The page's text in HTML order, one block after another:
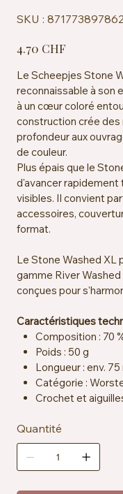
SKU : 8717738978625
4.70 CHF
Le Scheepjes Stone
reconnaissable à son
à un cœur coloré
construction crée des
profondeur aux
de couleur.
Plus épais que le
d'avancer rapidement
visibles. Il convient
accessoires,
format.
Le Stone Washed XL
gamme River
conçues pour
Caractéristiques
Composition : 70
Poids : 50 g
Longueur : env. 75
Catégorie :
Crochet et
Certification :
Entretien : lavable
Quantité